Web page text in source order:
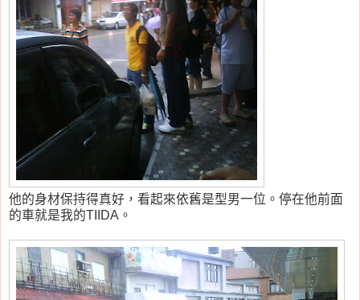
他的身材保持得真好，看起來依舊是型男一位。停在他前面
的車就是我的TIIDA。